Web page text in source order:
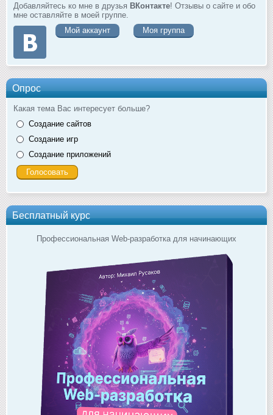
Добавляйтесь ко мне в друзья ВКонтакте! Отзывы о сайте и обо
мне оставляйте в моей группе.
Мой аккаунт
Моя группа
Опрос
Какая тема Вас интересует больше?
Создание сайтов
Создание игр
Создание приложений
Бесплатный курс
Профессиональная Web-разработка для начинающих